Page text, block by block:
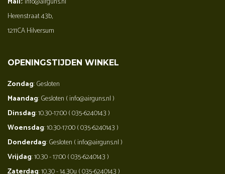
Herenstraat 43b,
1211CA Hilversum
OPENINGSTIJDEN WINKEL
Zondag: Gesloten
Maandag: Gesloten ( info@airguns.nl )
Dinsdag: 10.30-17:00 ( 035-6240143 )
Woensdag: 10.30-17:00 ( 035-6240143 )
Donderdag: Gesloten ( info@airguns.nl )
Vrijdag: 10.30 - 17:00 ( 035-6240143 )
Zaterdag: 10.30 - 14.30u ( 035-6240143 )